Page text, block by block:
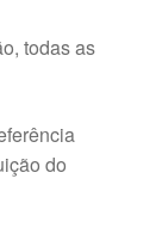
todas as
do